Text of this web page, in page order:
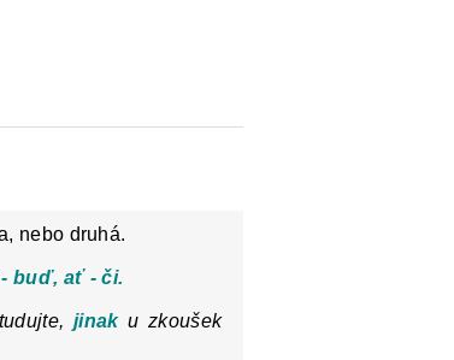
nebo druhá.
buď, ať - či.
jinaku zkoušek